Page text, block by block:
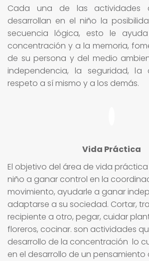
Cada una de las actividades
desarrollan en el niño la
secuencia lógica, esto le
concentración y a la memoria,
de su persona y del medio
independencia, la seguridad,
respeto a sí mismo y a los demás.
Vida Práctica
El objetivo del área de vida
niño a ganar control en la
movimiento, ayudarle a ganar
adaptarse a su sociedad. Cortar,
recipiente a otro, pegar, cuidar
floreros, cocinar. son actividades
desarrollo de la concentración lo
en el desarrollo de un pensamiento